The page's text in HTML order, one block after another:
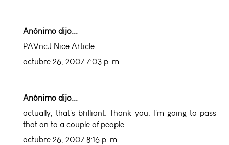
Anónimo dijo...
PAVncJ Nice Article.
octubre 26, 2007 7:03 p. m.
Anónimo dijo...
actually, that's brilliant. Thank you. I'm going to pass
that on to a couple of people.
octubre 26, 2007 8:16 p. m.